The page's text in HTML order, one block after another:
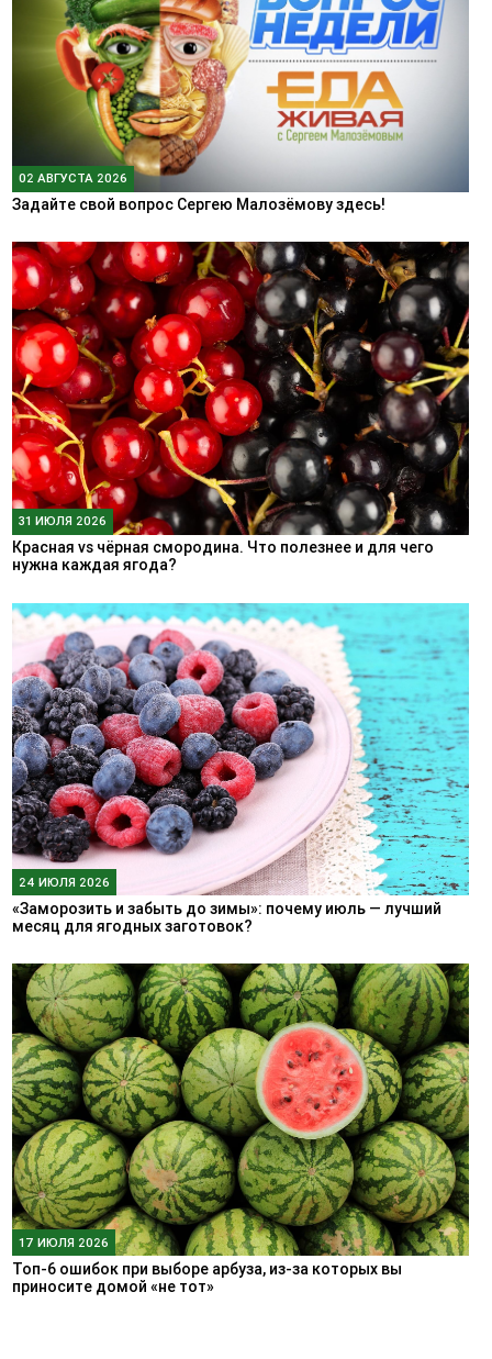
02 АВГУСТА 2026
Задайте свой вопрос Сергею Малозёмову здесь!
31 ИЮЛЯ 2026
Красная vs чёрная смородина. Что полезнее и для чего
нужна каждая ягода?
24 ИЮЛЯ 2026
«Заморозить и забыть до зимы»: почему июль — лучший
месяц для ягодных заготовок?
17 ИЮЛЯ 2026
Топ-6 ошибок при выборе арбуза, из-за которых вы
приносите домой «не тот»